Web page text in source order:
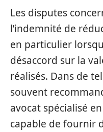
Les disputes
l’indemnité de
en particulier
désaccord sur la
réalisés. Dans de
souvent
avocat spécialisé
capable de fournir